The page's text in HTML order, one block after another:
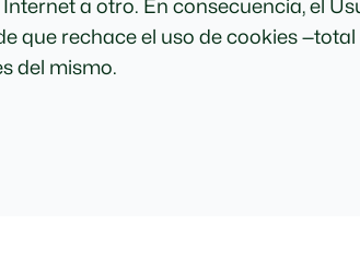
a otro. En consecuencia, el
que rechace el uso de cookies
del mismo.